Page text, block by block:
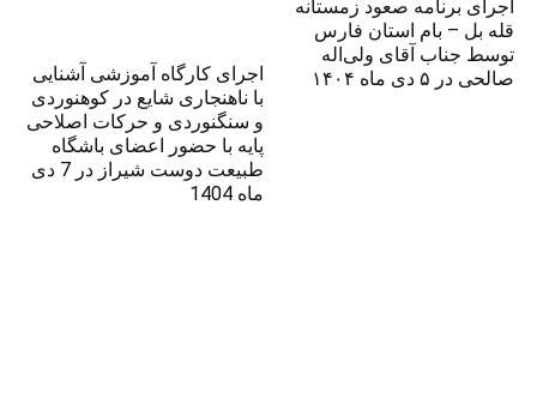
اجرای برنامه صعود زمستانه
قله بل – بام استان فارس
توسط جناب آقای ولی‌اله
صالحی در ۵ دی ماه ۱۴۰۴
اجرای کارگاه آموزشی آشنایی
با ناهنجاری شایع در کوهنوردی
و سنگنوردی و حرکات اصلاحی
پایه با حضور اعضای باشگاه
طبیعت دوست شیراز در 7 دی
ماه 1404